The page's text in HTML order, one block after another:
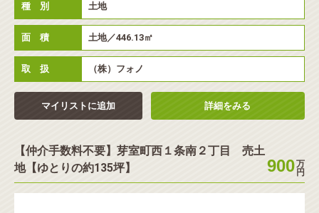
この条件で物件を検索する
種 別 土地
面 積 土地／446.13㎡
取 扱 （株）フォノ
マイリストに追加 詳細をみる
【仲介手数料不要】芽室町西１条南２丁目 売土
地【ゆとりの約135坪】
900万
円